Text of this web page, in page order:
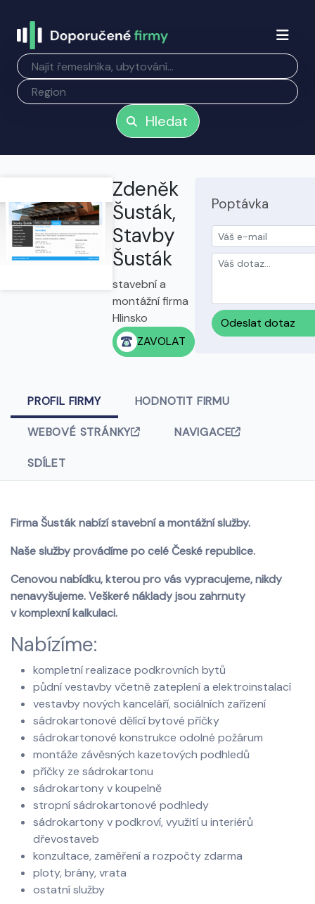
Hledat
Zdeněk
Šusták,
Stavby
Šusták
stavební a
montážní firma
Hlinsko
ZAVOLAT
Poptávka
Odeslat dotaz
PROFIL FIRMY HODNOTIT FIRMU
WEBOVÉ STRÁNKY NAVIGACE
SDÍLET
Firma Šusták nabízí stavební a montážní služby.
Naše služby provádíme po celé České republice.
Cenovou nabídku, kterou pro vás vypracujeme, nikdy
nenavyšujeme. Veškeré náklady jsou zahrnuty
v komplexní kalkulaci.
Nabízíme:
kompletní realizace podkrovních bytů
půdní vestavby včetně zateplení a elektroinstalací
vestavby nových kanceláří, sociálních zařízení
sádrokartonové dělící bytové příčky
sádrokartonové konstrukce odolné požárum
montáže závěsných kazetových podhledů
příčky ze sádrokartonu
sádrokartony v koupelně
stropní sádrokartonové podhledy
sádrokartony v podkroví, využití u interiérů
dřevostaveb
konzultace, zaměření a rozpočty zdarma
ploty, brány, vrata
ostatní služby